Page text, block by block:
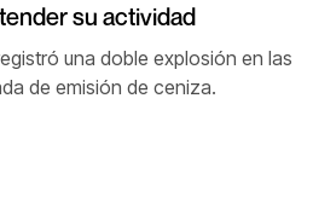
su actividad
una doble explosión en las
de emisión de ceniza.